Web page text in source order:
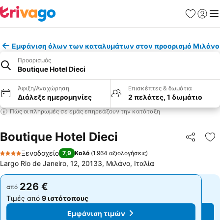
Εμφάνιση όλων των καταλυμάτων στον προορισμό Μιλάνο
Προορισμός
Boutique Hotel Dieci
Άφιξη/Αναχώρηση
Διάλεξε ημερομηνίες
Επισκέπτες & δωμάτια
2 πελάτες, 1 δωμάτιο
Πώς οι πληρωμές σε εμάς επηρεάζουν την κατάταξη
Boutique Hotel Dieci
4 Αστέρια
Ξενοδοχείο 7,9 Καλό (1.964 αξιολογήσεις)
Largo Rio de Janeiro, 12, 20133, Μιλάνο, Ιταλία
από 226 €
Τιμές από 9 ιστότοπους
Εμφάνιση τιμών
από 226 €
Τιμές από 9 ιστότοπους
Εμφάνιση τιμών